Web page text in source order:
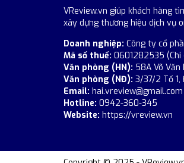
VReview.vn giúp khách hàng
xây dựng thương hiệu dịch vụ
Doanh nghiệp: Công ty cổ
Mã số thuế: 0601282535 (Chi
Văn phòng (HN): 58A Võ Văn
Văn phòng (NĐ): 3/37/2 Tổ 1,
Email: hai.vreview@gmail.com
Hotline: 0942-360-345
Website: https://vreview.vn